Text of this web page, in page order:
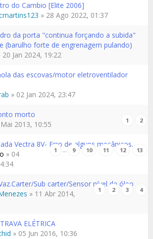
do Cambio [Elite 2006]
» 28 Ago 2022, 01:37
da porta "continua forçando a subida"
(barulho forte de engrenagem pulando)
20 Jan 2024, 19:22
das escovas/motor eletroventilador
» 02 Jan 2024, 23:47
morto
1 2
2013, 10:55
Vectra 8V- Erro de alguns mecânicos.
1 … 9 10 11 12 13
» 04
Sub carter/Sensor nível de óleo
1 2 3 4
» 11 Abr 2014,
ELÉTRICA
» 05 Jun 2016, 10:36